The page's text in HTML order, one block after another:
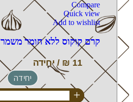
Compare
Quick view
Add to wishlist
קרם קוקוס ללא חומר משמר 250 מ“ל
יחידה
+